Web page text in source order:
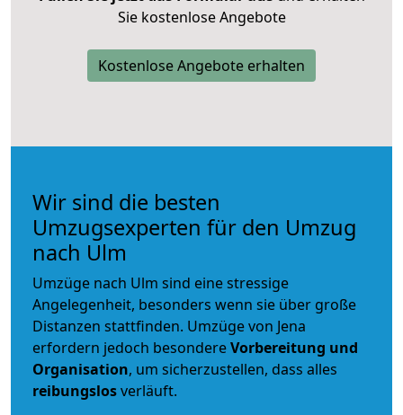
Sie kostenlose Angebote
Kostenlose Angebote erhalten
Wir sind die besten
Umzugsexperten für den Umzug
nach Ulm
Umzüge nach Ulm sind eine stressige
Angelegenheit, besonders wenn sie über große
Distanzen stattfinden. Umzüge von Jena
erfordern jedoch besondereVorbereitung und
Organisation, um sicherzustellen, dass alles
reibungslosverläuft.